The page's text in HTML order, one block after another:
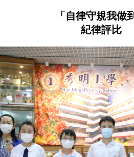
「自律守規我做
紀律評比